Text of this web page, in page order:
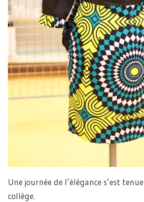
Une journée de l’élégance s’est
collège.